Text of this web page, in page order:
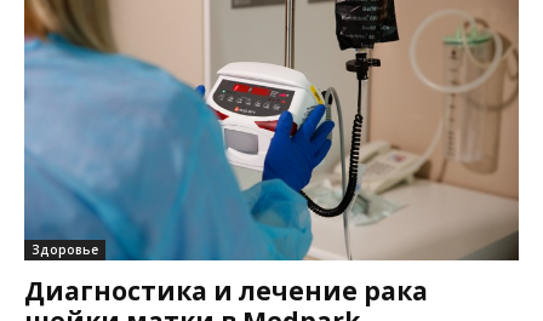
Здоровье
Диагностика и лечение рака